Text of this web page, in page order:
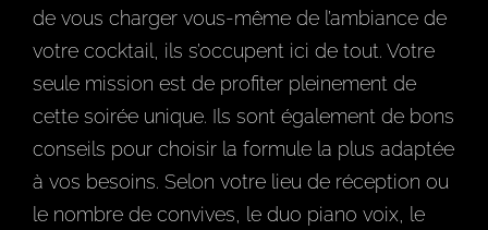
de vous charger vous-même de l’ambiance de
votre cocktail, ils s’occupent ici de tout. Votre
seule mission est de profiter pleinement de
cette soirée unique. Ils sont également de bons
conseils pour choisir la formule la plus adaptée
à vos besoins. Selon votre lieu de réception ou
le nombre de convives, le duo piano voix, le